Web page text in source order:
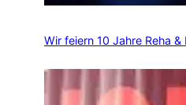
Wir feiern 10 Jahre Reha